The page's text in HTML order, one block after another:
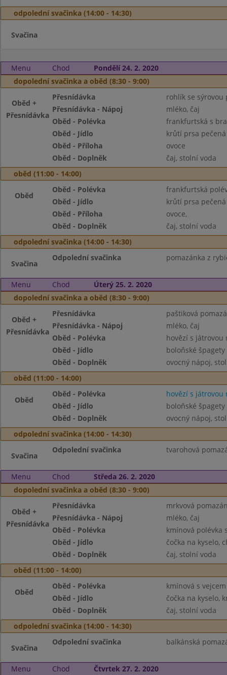
odpolední svačinka (14:00 - 14:30)
Svačina
Menu Chod
Pondělí 24. 2. 2020
dopolední svačinka a oběd (8:30 - 9:00)
Oběd +
Přesnídávka
Přesnídávka
rohlík se sýrovou
Přesnídávka - Nápoj
mléko, čaj
Oběd - Polévka
frankfurtská s
Oběd - Jídlo
krůtí prsa
Oběd - Příloha
ovoce
Oběd - Doplněk
čaj, stolní voda
oběd (11:00 - 14:00)
Oběd
Oběd - Polévka
frankfurtská
Oběd - Jídlo
krůtí prsa
Oběd - Příloha
ovoce,
Oběd - Doplněk
čaj, stolní voda
odpolední svačinka (14:00 - 14:30)
Svačina
Odpolední svačinka pomazánka z
Menu Chod
Úterý 25. 2. 2020
dopolední svačinka a oběd (8:30 - 9:00)
Oběd +
Přesnídávka
Přesnídávka
paštiková
Přesnídávka - Nápoj
mléko, čaj
Oběd - Polévka
hovězí s játrovou
Oběd - Jídlo
boloňské
Oběd - Doplněk
ovocný nápoj,
oběd (11:00 - 14:00)
Oběd
Oběd - Polévka
hovězí s játrovou
Oběd - Jídlo
boloňské
Oběd - Doplněk
ovocný nápoj,
odpolední svačinka (14:00 - 14:30)
Svačina
Odpolední svačinka tvarohová
Menu Chod
Středa 26. 2. 2020
dopolední svačinka a oběd (8:30 - 9:00)
Oběd +
Přesnídávka
Přesnídávka
mrkvová
Přesnídávka - Nápoj
mléko, čaj
Oběd - Polévka
kmínová polévka
Oběd - Jídlo
čočka na kyselo,
Oběd - Doplněk
čaj, stolní voda
oběd (11:00 - 14:00)
Oběd
Oběd - Polévka
kmínová s vejcem
Oběd - Jídlo
čočka na kyselo,
Oběd - Doplněk
čaj, stolní voda
odpolední svačinka (14:00 - 14:30)
Svačina
Odpolední svačinka balkánská
Menu Chod Čtvrtek 27. 2. 2020